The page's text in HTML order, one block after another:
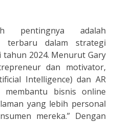
pentingnya adalah
terbaru dalam strategi
2024. Menurut Gary
dan motivator,
Intelligence) dan AR
membantu bisnis online
yang lebih personal
mereka.” Dengan